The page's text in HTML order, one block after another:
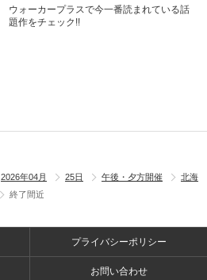
ウォーカープラスで今一番読まれている話
題作をチェック!!
2026年04月 25日 午後・夕方開催
北海
終了間近
プライバシーポリシー
お問い合わせ